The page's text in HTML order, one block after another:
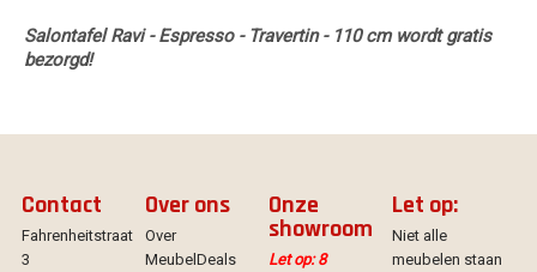
Salontafel Ravi - Espresso - Travertin - 110 cm wordt gratis
bezorgd!
Contact
Fahrenheitstraat
3
Over ons
Over
MeubelDeals
Onze
showroom
Let op: 8
Let op:
Niet alle
meubelen staan